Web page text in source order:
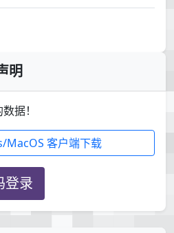
明
据！
MacOS 客户端下载
登录